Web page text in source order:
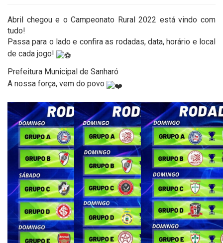
Abril chegou e o Campeonato Rural 2022 está vindo com
tudo!
Passa para o lado e confira as rodadas, data, horário e local
de cada jogo!
Prefeitura Municipal de Sanharó
A nossa força, vem do povo